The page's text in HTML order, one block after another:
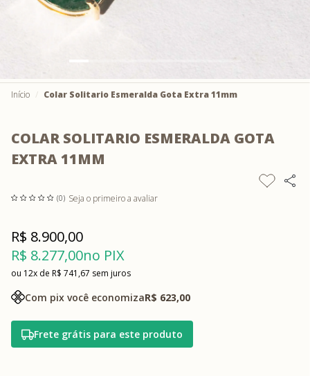
Início Colar Solitario Esmeralda Gota Extra 11mm
COLAR SOLITARIO ESMERALDA GOTA
EXTRA 11MM
(0) Seja o primeiro a avaliar
R$ 8.277,00no PIX
R$ 8.900,00
12x R$ 741,67 sem juros
Com pix você economizaR$ 623,00
Frete grátis para este produto